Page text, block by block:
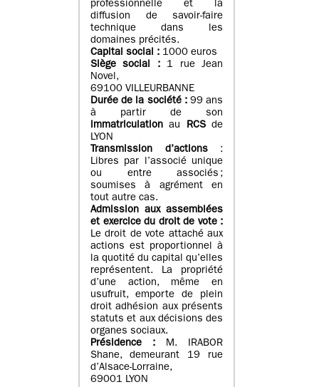
professionnelle et la
diffusion de savoir-faire
technique dans les
domaines précités.
Capital social : 1000 euros
Siège social :1 rue Jean
Novel,
69100 VILLEURBANNE
Durée de la société :99 ans
à partir de son
immatriculation au RCSde
LYON
Transmission d’actions:
Libres par l’associé unique
ou entre associés ;
soumises à agrément en
tout autre cas.
Admission aux assemblées
et exercice du droit de vote :
Le droit de vote attaché aux
actions est proportionnel à
la quotité du capital qu’elles
représentent. La propriété
d’une action, même en
usufruit, emporte de plein
droit adhésion aux présents
statuts et aux décisions des
organes sociaux.
Présidence : M. IRABOR
Shane, demeurant 19 rue
d’Alsace-Lorraine,
69001 LYON